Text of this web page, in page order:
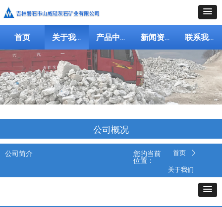
首页 关于我们 产品中心 新闻资讯 联系我们
公司概况
公司简介 首页 ꄲ
关于我们
您的当前
位置：